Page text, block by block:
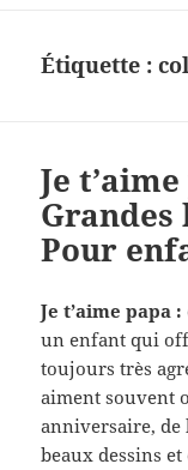
Étiquette :
Je
Pour
Je t’aime papa :
un enfant qui
toujours très
aiment souvent
anniversaire, de
beaux dessins